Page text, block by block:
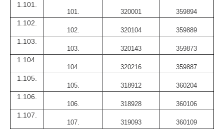
1.101.
101. 320001 359894
1.102.
102. 320104 359889
1.103.
103. 320143 359873
1.104.
104. 320216 359887
1.105.
105. 318912 360204
1.106.
106. 318928 360106
1.107.
107. 319093 360109